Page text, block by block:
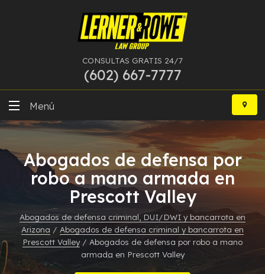
CONSULTAS GRATIS 24/7
(602) 667-7777
Ir
contenido
Menú
Delitos Graves
Más Especialidades
Recursos
Abogados de defensa por
robo a mano armada en
Prescott Valley
Abogados de defensa criminal, DUI/DWI y bancarrota en
Arizona / Abogados de defensa criminal y bancarrota en
Prescott Valley/ Abogados de defensa por robo a mano
armada en Prescott Valley